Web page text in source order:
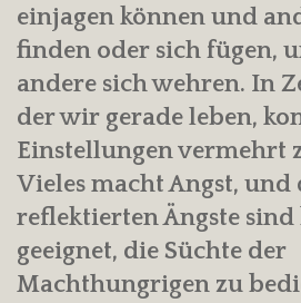
einjagen können und
finden oder sich fügen,
andere sich wehren. In
der wir gerade leben,
Einstellungen vermehrt
Vieles macht Angst, und
reflektierten Ängste sind
geeignet, die Süchte der
Machthungrigen zu